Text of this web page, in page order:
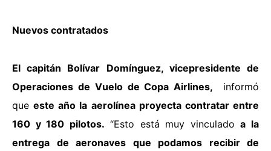
Nuevos contratados
El capitán Bolívar Domínguez, vicepresidente de
Operaciones de Vuelo de Copa Airlines,
informó
queeste año la aerolínea proyecta contratar entre
160 y 180 pilotos. “Esto está muy vinculadoa la
entrega de aeronaves que podamos recibir de